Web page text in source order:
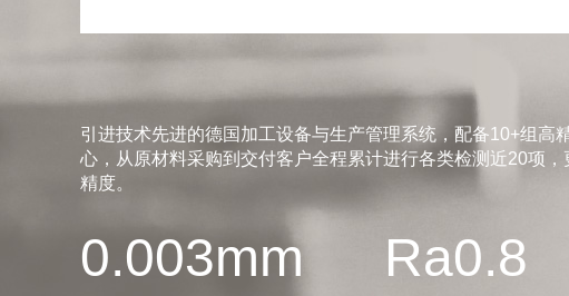
引进技术先进的德国加工设备与生产管理系统，配备10+组高
心，从原材料采购到交付客户全程累计进行各类检测近20项
精度。
0.003mm Ra0.8